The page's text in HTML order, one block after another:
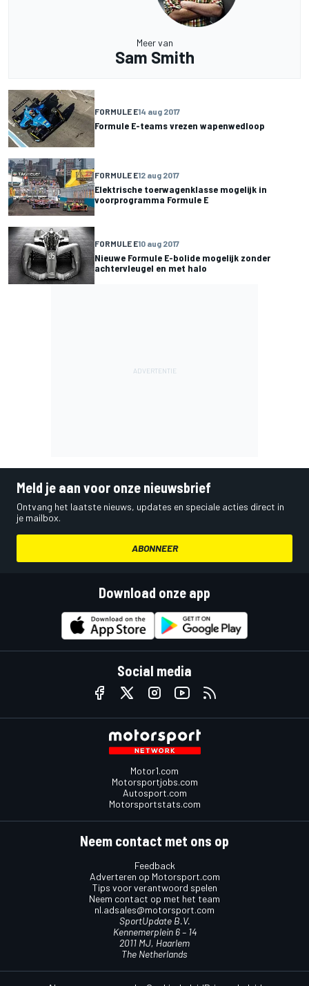
Meer van
Sam Smith
FORMULE E14 aug 2017
Formule E-teams vrezen wapenwedloop
FORMULE E12 aug 2017
Elektrische toerwagenklasse mogelijk in
voorprogramma Formule E
FORMULE E10 aug 2017
Nieuwe Formule E-bolide mogelijk zonder
achtervleugel en met halo
Meld je aan voor onze nieuwsbrief
Ontvang het laatste nieuws, updates en speciale acties direct in
je mailbox.
ABONNEER
Download onze app
Social media
Motor1.com
Motorsportjobs.com
Autosport.com
Motorsportstats.com
Neem contact met ons op
Feedback
Adverteren op Motorsport.com
Tips voor verantwoord spelen
Neem contact op met het team
nl.adsales@motorsport.com
SportUpdate B.V.
Kennemerplein 6 – 14
2011 MJ, Haarlem
The Netherlands